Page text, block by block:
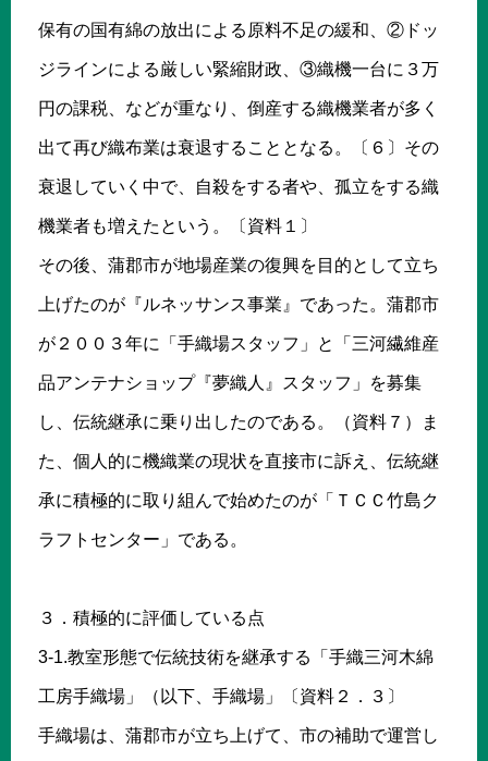
保有の国有綿の放出による原料不足の緩和、②ドッ
ジラインによる厳しい緊縮財政、③織機一台に３万
円の課税、などが重なり、倒産する織機業者が多く
出て再び織布業は衰退することとなる。〔６〕その
衰退していく中で、自殺をする者や、孤立をする織
機業者も増えたという。〔資料１〕
その後、蒲郡市が地場産業の復興を目的として立ち
上げたのが『ルネッサンス事業』であった。蒲郡市
が２００３年に「手織場スタッフ」と「三河繊維産
品アンテナショップ『夢織人』スタッフ」を募集
し、伝統継承に乗り出したのである。（資料７）ま
た、個人的に機織業の現状を直接市に訴え、伝統継
承に積極的に取り組んで始めたのが「ＴＣＣ竹島ク
ラフトセンター」である。
３．積極的に評価している点
3-1.教室形態で伝統技術を継承する「手織三河木綿
工房手織場」（以下、手織場」〔資料２．３〕
手織場は、蒲郡市が立ち上げて、市の補助で運営し